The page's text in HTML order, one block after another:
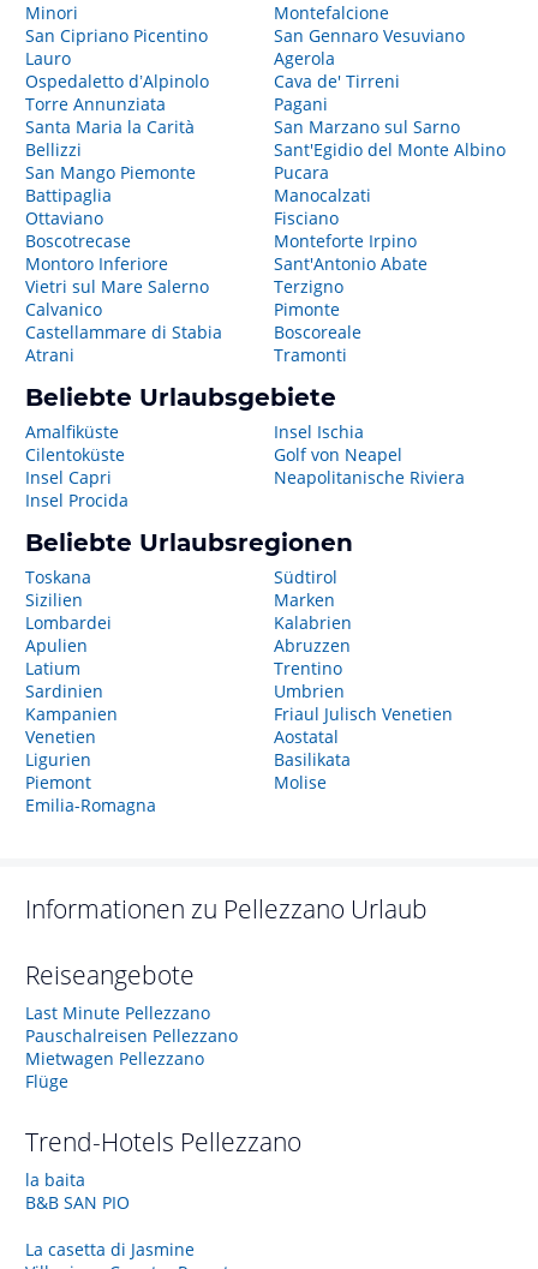
Minori
San Cipriano Picentino
Lauro
Ospedaletto dʼAlpinolo
Torre Annunziata
Santa Maria la Carità
Bellizzi
San Mango Piemonte
Battipaglia
Ottaviano
Boscotrecase
Montoro Inferiore
Vietri sul Mare Salerno
Calvanico
Castellammare di Stabia
Atrani
Montefalcione
San Gennaro Vesuviano
Agerola
Cava de' Tirreni
Pagani
San Marzano sul Sarno
Sant'Egidio del Monte Albino
Pucara
Manocalzati
Fisciano
Monteforte Irpino
Sant'Antonio Abate
Terzigno
Pimonte
Boscoreale
Tramonti
Beliebte Urlaubsgebiete
Amalfiküste
Cilentoküste
Insel Capri
Insel Procida
Insel Ischia
Golf von Neapel
Neapolitanische Riviera
Beliebte Urlaubsregionen
Toskana
Sizilien
Lombardei
Apulien
Latium
Sardinien
Kampanien
Venetien
Ligurien
Piemont
Emilia-Romagna
Südtirol
Marken
Kalabrien
Abruzzen
Trentino
Umbrien
Friaul Julisch Venetien
Aostatal
Basilikata
Molise
Informationen zu Pellezzano Urlaub
Reiseangebote
Last Minute Pellezzano
Pauschalreisen Pellezzano
Mietwagen Pellezzano
Flüge
Trend-Hotels Pellezzano
la baita
B&B SAN PIO
La casetta di Jasmine